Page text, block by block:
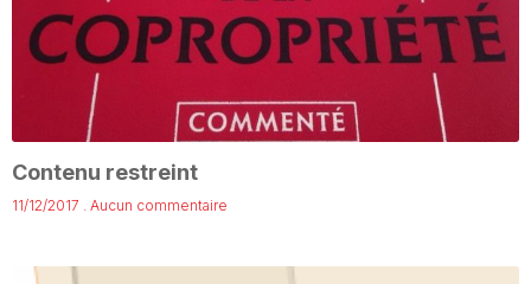
Contenu restreint
11/12/2017 Aucun commentaire